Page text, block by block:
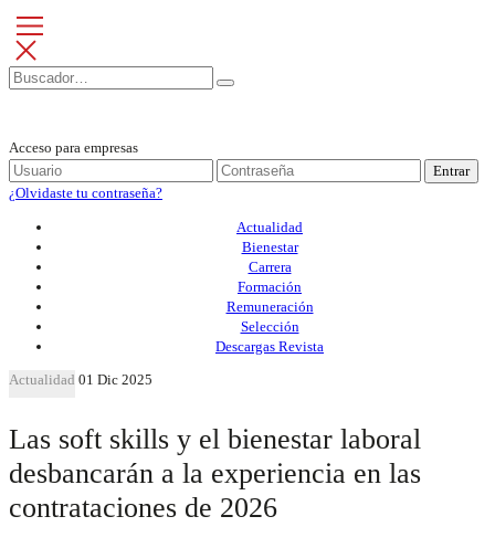
Acceso para empresas
Entrar
¿Olvidaste tu contraseña?
Actualidad
Bienestar
Carrera
Formación
Remuneración
Selección
Descargas Revista
Actualidad 01 Dic 2025
Las soft skills y el bienestar laboral
desbancarán a la experiencia en las
contrataciones de 2026